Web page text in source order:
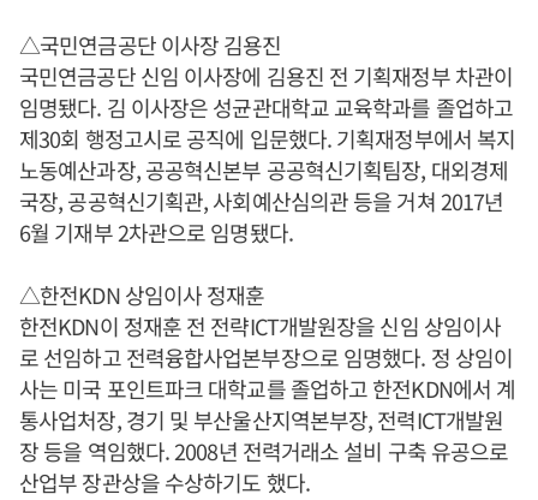
△국민연금공단 이사장 김용진
국민연금공단 신임 이사장에 김용진 전 기획재정부 차관이
임명됐다. 김 이사장은 성균관대학교 교육학과를 졸업하고
제30회 행정고시로 공직에 입문했다. 기획재정부에서 복지
노동예산과장, 공공혁신본부 공공혁신기획팀장, 대외경제
국장, 공공혁신기획관, 사회예산심의관 등을 거쳐 2017년
6월 기재부 2차관으로 임명됐다.
△한전KDN 상임이사 정재훈
한전KDN이 정재훈 전 전략ICT개발원장을 신임 상임이사
로 선임하고 전력융합사업본부장으로 임명했다. 정 상임이
사는 미국 포인트파크 대학교를 졸업하고 한전KDN에서 계
통사업처장, 경기 및 부산울산지역본부장, 전력ICT개발원
장 등을 역임했다. 2008년 전력거래소 설비 구축 유공으로
산업부 장관상을 수상하기도 했다.